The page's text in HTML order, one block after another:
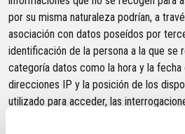
por su misma naturaleza podrían, a
asociación con datos poseídos por
identificación de la persona a la que se
categoría datos como la hora y la
direcciones IP y la posición de los
utilizado para acceder, las
las respuestas dadas por la Web-App